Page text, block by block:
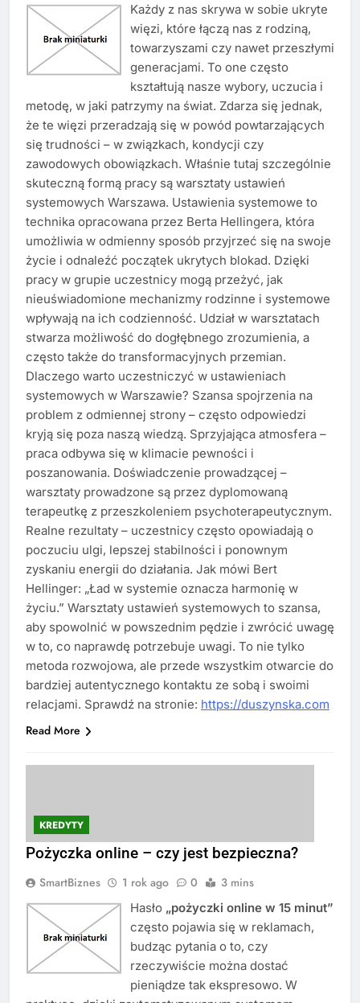
Każdy z nas skrywa w sobie ukryte
więzi, które łączą nas z rodziną,
towarzyszami czy nawet przeszłymi
generacjami. To one często
kształtują nasze wybory, uczucia i
metodę, w jaki patrzymy na świat. Zdarza się jednak,
że te więzi przeradzają się w powód powtarzających
się trudności – w związkach, kondycji czy
zawodowych obowiązkach. Właśnie tutaj szczególnie
skuteczną formą pracy są warsztaty ustawień
systemowych Warszawa. Ustawienia systemowe to
technika opracowana przez Berta Hellingera, która
umożliwia w odmienny sposób przyjrzeć się na swoje
życie i odnaleźć początek ukrytych blokad. Dzięki
pracy w grupie uczestnicy mogą przeżyć, jak
nieuświadomione mechanizmy rodzinne i systemowe
wpływają na ich codzienność. Udział w warsztatach
stwarza możliwość do dogłębnego zrozumienia, a
często także do transformacyjnych przemian.
Dlaczego warto uczestniczyć w ustawieniach
systemowych w Warszawie? Szansa spojrzenia na
problem z odmiennej strony – często odpowiedzi
kryją się poza naszą wiedzą. Sprzyjająca atmosfera –
praca odbywa się w klimacie pewności i
poszanowania. Doświadczenie prowadzącej –
warsztaty prowadzone są przez dyplomowaną
terapeutkę z przeszkoleniem psychoterapeutycznym.
Realne rezultaty – uczestnicy często opowiadają o
poczuciu ulgi, lepszej stabilności i ponownym
zyskaniu energii do działania. Jak mówi Bert
Hellinger: „Ład w systemie oznacza harmonię w
życiu.” Warsztaty ustawień systemowych to szansa,
aby spowolnić w powszednim pędzie i zwrócić uwagę
w to, co naprawdę potrzebuje uwagi. To nie tylko
metoda rozwojowa, ale przede wszystkim otwarcie do
bardziej autentycznego kontaktu ze sobą i swoimi
relacjami. Sprawdź na stronie: https://duszynska.com
Read More
KREDYTY
Pożyczka online – czy jest bezpieczna?
SmartBiznes 1 rok ago 0 3 mins
Hasło „pożyczki online w 15 minut”
często pojawia się w reklamach,
budząc pytania o to, czy
rzeczywiście można dostać
pieniądze tak ekspresowo. W